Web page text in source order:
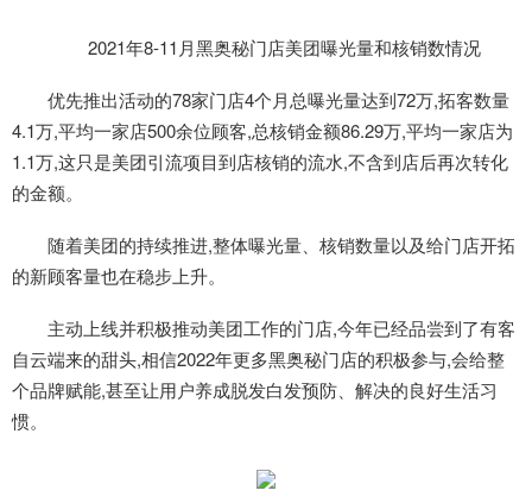
2021年8-11月黑奥秘门店美团曝光量和核销数情况
优先推出活动的78家门店4个月总曝光量达到72万,拓客数量
4.1万,平均一家店500余位顾客,总核销金额86.29万,平均一家店为
1.1万,这只是美团引流项目到店核销的流水,不含到店后再次转化
的金额。
随着美团的持续推进,整体曝光量、核销数量以及给门店开拓
的新顾客量也在稳步上升。
主动上线并积极推动美团工作的门店,今年已经品尝到了有客
自云端来的甜头,相信2022年更多黑奥秘门店的积极参与,会给整
个品牌赋能,甚至让用户养成脱发白发预防、解决的良好生活习
惯。